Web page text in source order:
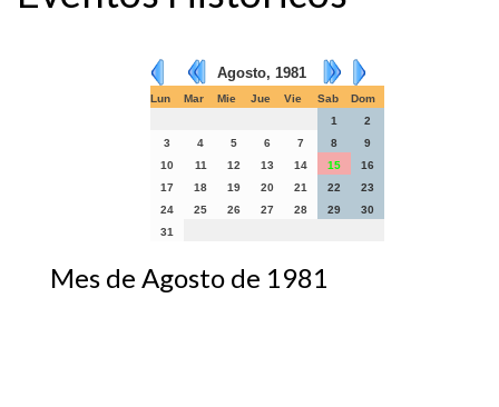
Agosto, 1981
Lun Mar Mie Jue Vie Sab
Dom
1
2
3
4 5 6 7 8
9
10
11 12 13 14 15
16
17
18 19 20 21 22
23
24
25 26 27 28 29
30
31
Mes de Agosto de 1981